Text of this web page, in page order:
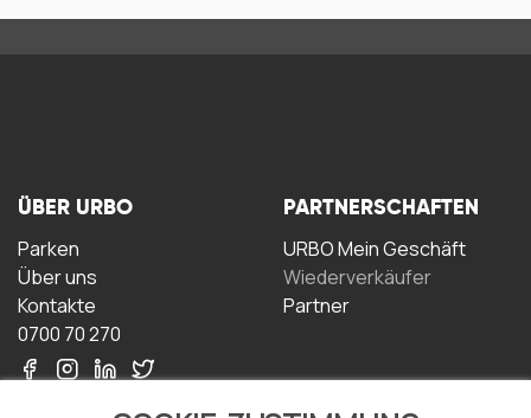
ÜBER URBO
Parken
Über uns
Kontakte
0700 70 270
PARTNERSCHAFTEN
URBO Mein Geschäft
Wiederverkäufer
Partner